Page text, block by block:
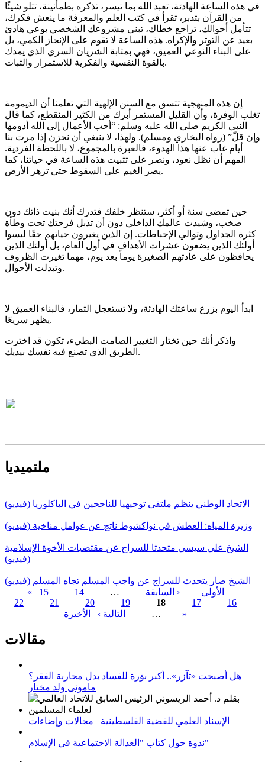
في هذه الساعة الهادئة، تعبد الله بما تيسر، تذكره بطمأنينة، تتلو شيئًا
من القرآن بتدبر، تقرأ في كتب العلم والمعرفة ما ينعش فكرك،
تتأمل أحوالك، تراجع خطاك، تبني مشروعك الشخصي بوعي هادئ
بعيد عن التوتر والإكراه. هذه الساعة لا تقوم على الإنجاز الكمي، بل
على البناء النوعي العميق، فهي بمثابة الشريان السري الذي يمدك
بالقوة النفسية والفكرية للاستمرار والثبات.
إن هذه المنهجية تتسق مع السنن الإلهية التي تعلمنا أن الديمومة
تغلب الوفرة، وأن القليل المستمر أبرك من الكثير المنقطع، كما قال
النبي الكريم صلى الله عليه وسلم: “أحب الأعمال إلى الله أدومها
وإن قلّ” (رواه البخاري ومسلم). ولهذا، لا ينبغي أن نحزن إذا مرت بنا
أيام غاب عنها هذا الهدوء، فالعبرة بالمجموع، لا باللحظة الفردية.
المهم أن نظل نعود، ونصر على تثبيت هذه الساعة في حياتنا، كما
يصر الغيم على السقوط حتى تزهر الأرض.
حين تمضي سنة أو أكثر، ستنظر خلفك فتدرك أنك بنيت ذاتك دون
صخب، وشيدت عالمك الداخلي دون أن تذبل فرحتك تحت وطأة
كثرة الجداول وتوالي الإحباطات. إن الذين يغيرون حياتهم حقًا ليسوا
أولئك الذين يضعون عشرات الأهداف في أول العام، بل أولئك الذين
يحافظون على عادتهم الصغيرة يوماً بعد يوم، مهما تغيرت الظروف
وتبدلت الأحوال.
ابدأ اليوم بزرع ساعتك الهادئة، ولا تستعجل الثمار، فالبناء العميق لا
يظهر سريعًا.
واذكر أنك حين تختار التغيير الصامت البطيء، تكون قد اخترت
الطريق الذي تصنع فيه نفسك بيديك.
ملتميديا
الاتحاد الوطني ينظم ملتقى توجيهيا للناجحين في الباكلوريا (فيديو)
وزيرة المياه: العطش في نواكشوط ناتج عن عوامل مناخية (فيديو)
الشيخ علي سيسي متحدثا للسراج عن مقتضيات الأخوة الإسلامية
(فيديو)
الشيخ صار يتحدث للسراج عن واجب المسلم تجاه المسلم (فيديو)
الصفحات
« الأولى ‹ السابقة …
14
15
16
17
18
19
20
21
22
…
التالية › الأخيرة »
مقالات
هل أصبحت «تآزر».. أكبر بؤرة للفساد بدل محاربة الفقر؟
مامونى ولد مختار
الإسناد العلمي للقضية الفلسطينية_ مجالات وإضاءات
ندوة حول كتاب "العدالة الاجتماعية في الإسلام"